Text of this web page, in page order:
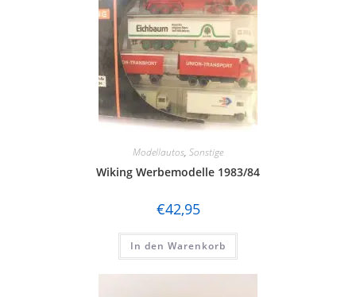
Modellautos, Sonstige
Wiking Werbemodelle 1983/84
€42,95
In den Warenkorb